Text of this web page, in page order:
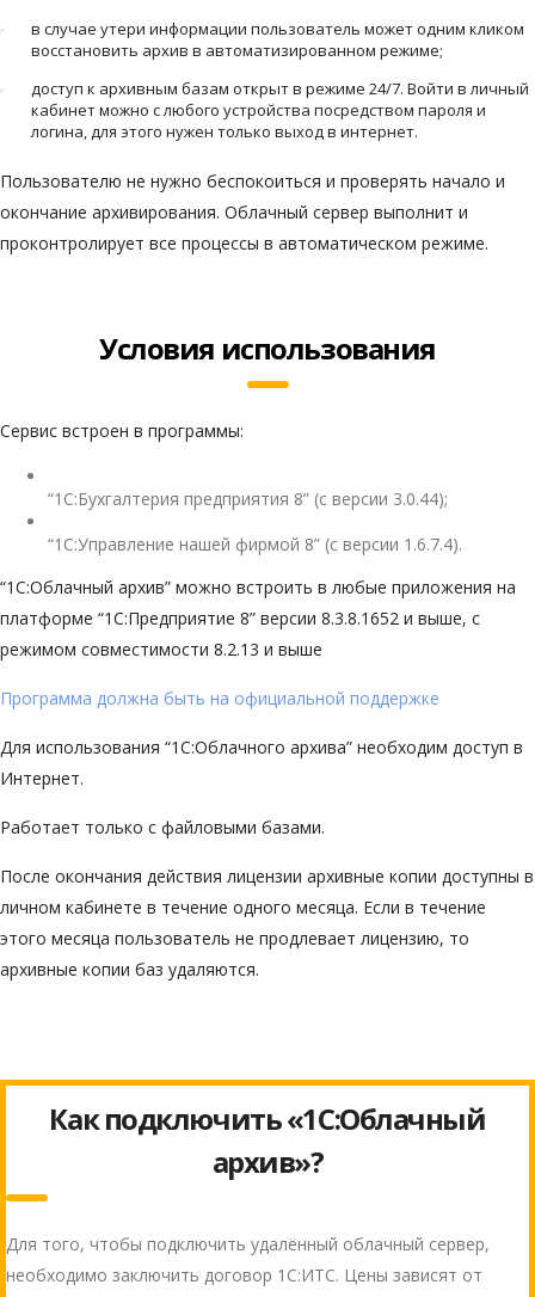
в случае утери информации пользователь может одним кликом
восстановить архив в автоматизированном режиме;
доступ к архивным базам открыт в режиме 24/7. Войти в личный
кабинет можно с любого устройства посредством пароля и
логина, для этого нужен только выход в интернет.
Пользователю не нужно беспокоиться и проверять начало и
окончание архивирования. Облачный сервер выполнит и
проконтролирует все процессы в автоматическом режиме.
Условия использования
Сервис встроен в программы:
“1С:Бухгалтерия предприятия 8” (с версии 3.0.44);
“1С:Управление нашей фирмой 8” (с версии 1.6.7.4).
“1С:Облачный архив” можно встроить в любые приложения на
платформе “1С:Предприятие 8” версии 8.3.8.1652 и выше, с
режимом совместимости 8.2.13 и выше
Программа должна быть на официальной поддержке
Для использования “1С:Облачного архива” необходим доступ в
Интернет.
Работает только с файловыми базами.
После окончания действия лицензии архивные копии доступны в
личном кабинете в течение одного месяца. Если в течение
этого месяца пользователь не продлевает лицензию, то
архивные копии баз удаляются.
Как подключить «1С:Облачный
архив»?
Для того, чтобы подключить удалённый облачный сервер,
необходимо заключить договор 1С:ИТС. Цены зависят от